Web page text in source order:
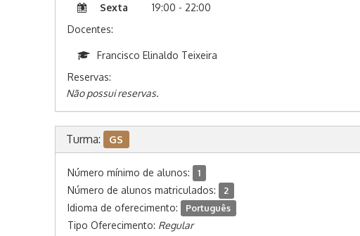
Sexta
19:00 - 22:00
Docentes:
Francisco Elinaldo Teixeira
Reservas:
Não possui reservas.
Turma: GS
Número mínimo de alunos: 1
Número de alunos matriculados: 2
Idioma de oferecimento: Português
Tipo Oferecimento: Regular